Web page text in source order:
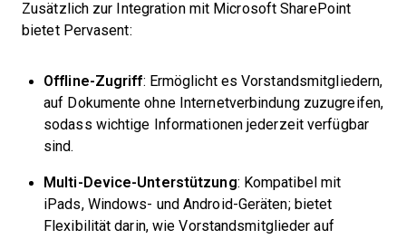
Zusätzlich zur Integration mit Microsoft SharePoint
bietet Pervasent:
Offline-Zugriff: Ermöglicht es Vorstandsmitgliedern,
auf Dokumente ohne Internetverbindung zuzugreifen,
sodass wichtige Informationen jederzeit verfügbar
sind.
Multi-Device-Unterstützung: Kompatibel mit
iPads, Windows- und Android-Geräten; bietet
Flexibilität darin, wie Vorstandsmitglieder auf